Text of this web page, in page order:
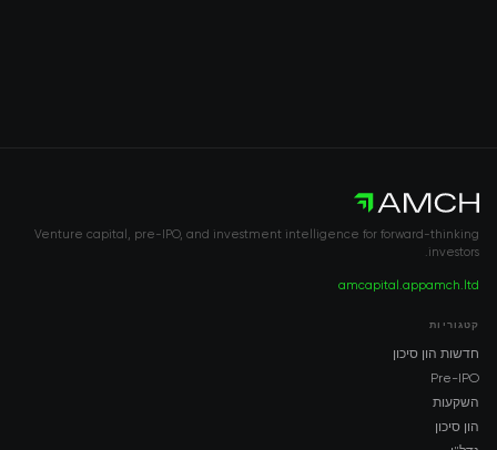
Venture capital, pre-IPO, and investment intelligence for forward-thinking
investors.
amch.ltd
amcapital.app
קטגוריות
חדשות הון סיכון
Pre-IPO
השקעות
הון סיכון